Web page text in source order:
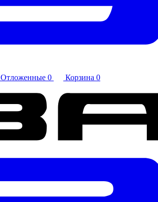
Отложенные 0 Корзина 0